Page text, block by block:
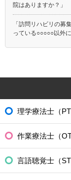
院はありますか？」
「訪問リハビリの募
っている○○○○○以外
理学療法士（PT
作業療法士（OT
言語聴覚士（ST